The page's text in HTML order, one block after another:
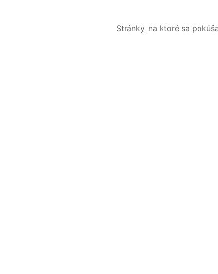
Stránky, na ktoré sa